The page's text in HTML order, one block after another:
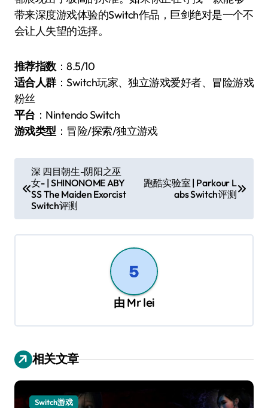
带来深度游戏体验的Switch作品，巨剑绝对是一个不
会让人失望的选择。
推荐指数：8.5/10
适合人群：Switch玩家、独立游戏爱好者、冒险游戏
粉丝
平台 ：Nintendo Switch
游戏类型 ：冒险/探索/独立游戏
章
深 四目朝生-阴阳之巫
女- | SHINONOME ABY
SS The Maiden Exorcist
Switch评测
跑酷实验室 | Parkour L
abs Switch评测
由 Mr lei
相关文章
Switch游戏